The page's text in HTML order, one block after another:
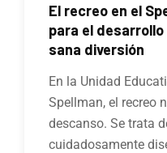
El recreo en el
para el
sana diversión
En la Unidad
Spellman, el recreo
descanso. Se trata
cuidadosamente